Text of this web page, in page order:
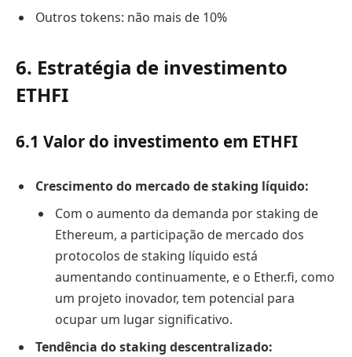
Outros tokens: não mais de 10%
6. Estratégia de investimento
ETHFI
6.1 Valor do investimento em ETHFI
Crescimento do mercado de staking líquido:
Com o aumento da demanda por staking de
Ethereum, a participação de mercado dos
protocolos de staking líquido está
aumentando continuamente, e o Ether.fi, como
um projeto inovador, tem potencial para
ocupar um lugar significativo.
Tendência do staking descentralizado: